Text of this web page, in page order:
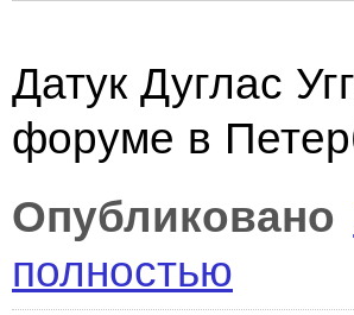
Датук Дуглас
форуме в
Опубликовано
полностью